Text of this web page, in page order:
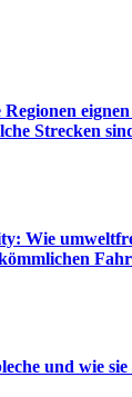
Strecken
Wie
und wie